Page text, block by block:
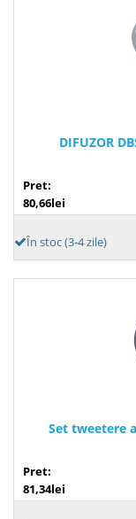
DIFUZOR
Pret:
80,66lei
În stoc (3-4 zile)
Set tweetere
Pret:
81,34lei